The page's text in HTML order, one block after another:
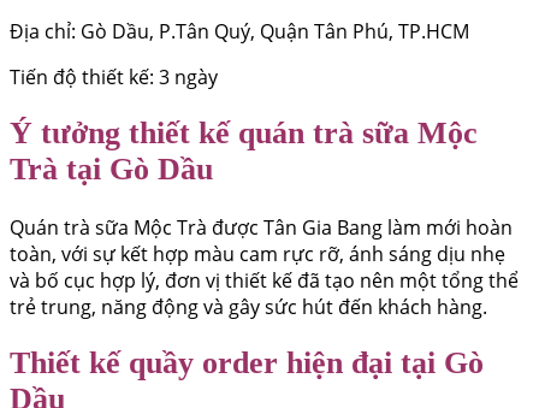
Địa chỉ: Gò Dầu, P.Tân Quý, Quận Tân Phú, TP.HCM
Tiến độ thiết kế: 3 ngày
Ý tưởng thiết kế quán trà sữa Mộc
Trà tại Gò Dầu
Quán trà sữa Mộc Trà được Tân Gia Bang làm mới hoàn
toàn, với sự kết hợp màu cam rực rỡ, ánh sáng dịu nhẹ
và bố cục hợp lý, đơn vị thiết kế đã tạo nên một tổng thể
trẻ trung, năng động và gây sức hút đến khách hàng.
Thiết kế quầy order hiện đại tại Gò
Dầu